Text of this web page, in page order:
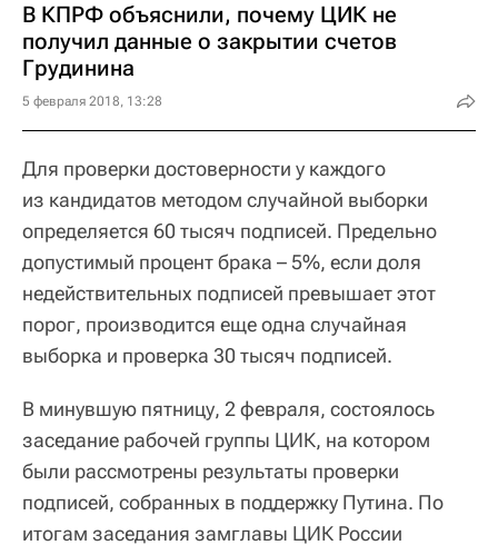
В КПРФ объяснили, почему ЦИК не
получил данные о закрытии счетов
Грудинина
5 февраля 2018, 13:28
Для проверки достоверности у каждого
из кандидатов методом случайной выборки
определяется 60 тысяч подписей. Предельно
допустимый процент брака – 5%, если доля
недействительных подписей превышает этот
порог, производится еще одна случайная
выборка и проверка 30 тысяч подписей.
В минувшую пятницу, 2 февраля, состоялось
заседание рабочей группы ЦИК, на котором
были рассмотрены результаты проверки
подписей, собранных в поддержку Путина. По
итогам заседания замглавы ЦИК России